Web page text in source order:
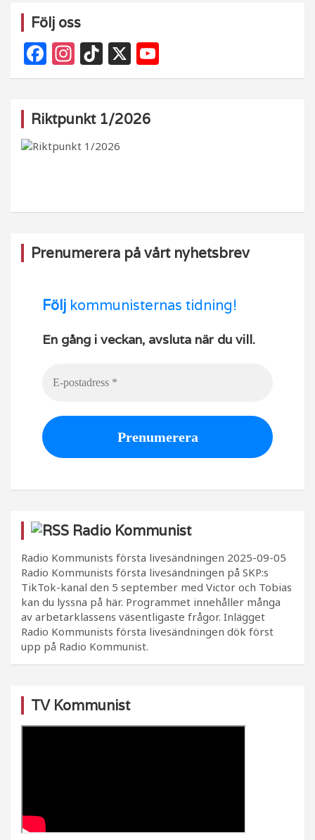
Följ oss
F
a
e
b
k
In
st
g
ra
Ti
k
o
k
X
o
Riktpunkt 1/2026
Prenumerera på vårt nyhetsbrev
Följ kommunisternas tidning!
En gång i veckan, avsluta när du vill.
Radio Kommunist
Radio Kommunists första livesändningen 2025-09-05
Radio Kommunists första livesändningen på SKP:s
TikTok-kanal den 5 september med Victor och Tobias
kan du lyssna på här. Programmet innehåller många
av arbetarklassens väsentligaste frågor. Inlägget
Radio Kommunists första livesändningen dök först
upp på Radio Kommunist.
TV Kommunist